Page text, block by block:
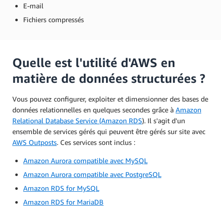
E-mail
Fichiers compressés
Quelle est l'utilité d'AWS en
matière de données structurées ?
Vous pouvez configurer, exploiter et dimensionner des bases de
données relationnelles en quelques secondes grâce à Amazon
Relational Database Service (Amazon RDS). Il s'agit d'un
ensemble de services gérés qui peuvent être gérés sur site avec
AWS Outposts. Ces services sont inclus :
Amazon Aurora compatible avec MySQL
Amazon Aurora compatible avec PostgreSQL
Amazon RDS for MySQL
Amazon RDS for MariaDB